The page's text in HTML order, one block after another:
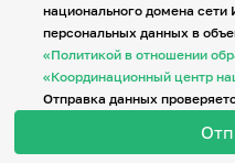
национального домена сети
персональных данных в
«Политикой в отношении
«Координационный центр
Отправка данных